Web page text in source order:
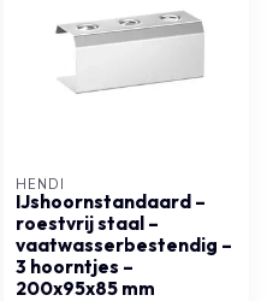
HENDI
IJshoornstandaard –
roestvrij staal –
vaatwasserbestendig –
3 hoorntjes –
200x95x85 mm